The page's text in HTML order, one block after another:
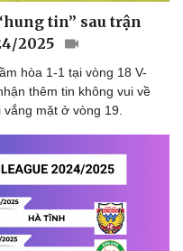
tin” sau trận
2025
hòa 1-1 tại vòng 18 V-
thêm tin không vui về
mặt ở vòng 19.